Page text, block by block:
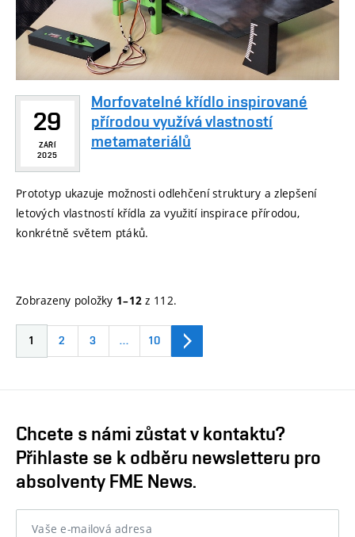
29
ZÁŘÍ
2025
Morfovatelné křídlo inspirované
přírodou využívá vlastností
metamateriálů
Prototyp ukazuje možnosti odlehčení struktury a zlepšení
letových vlastností křídla za využití inspirace přírodou,
konkrétně světem ptáků.
Zobrazeny položky 1–12 z 112.
1 2 3 … 10
Chcete s námi zůstat v kontaktu?
Přihlaste se k odběru newsletteru pro
absolventy FME News.
Vaše e-mailová adresa